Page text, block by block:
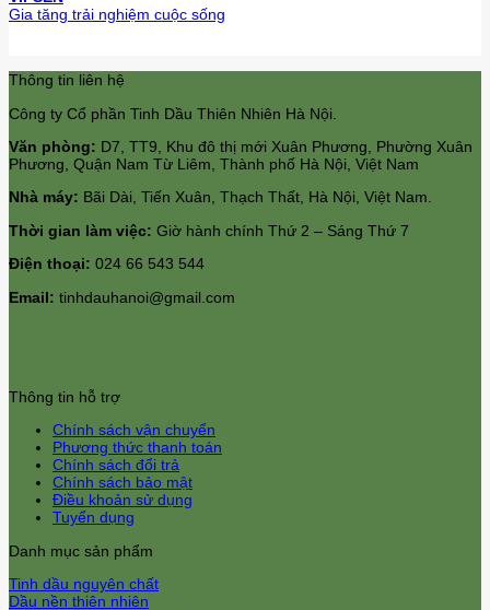
Gia tăng trải nghiệm cuộc sống
Thông tin liên hệ
Công ty Cổ phần Tinh Dầu Thiên Nhiên Hà Nội.
Văn phòng: D7, TT9, Khu đô thị mới Xuân Phương, Phường Xuân
Phương, Quận Nam Từ Liêm, Thành phố Hà Nội, Việt Nam
Nhà máy: Bãi Dài, Tiến Xuân, Thạch Thất, Hà Nội, Việt Nam.
Thời gian làm việc: Giờ hành chính Thứ 2 – Sáng Thứ 7
Điện thoại: 024 66 543 544
Email: tinhdauhanoi@gmail.com
Thông tin hỗ trợ
Chính sách vận chuyển
Phương thức thanh toán
Chính sách đổi trả
Chính sách bảo mật
Điều khoản sử dụng
Tuyển dụng
Danh mục sản phẩm
Tinh dầu nguyên chất
Dầu nền thiên nhiên